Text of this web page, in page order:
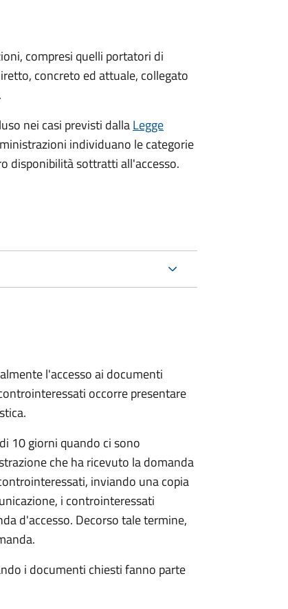
compresi quelli portatori di
concreto ed attuale, collegato
nei casi previsti dallaLegge
individuano le categorie
disponibilità sottratti all'accesso.
l'accesso ai documenti
occorre presentare
10 giorni quando ci sono
che ha ricevuto la domanda
inviando una copia
i controinteressati
d'accesso. Decorso tale termine,
i documenti chiesti fanno parte